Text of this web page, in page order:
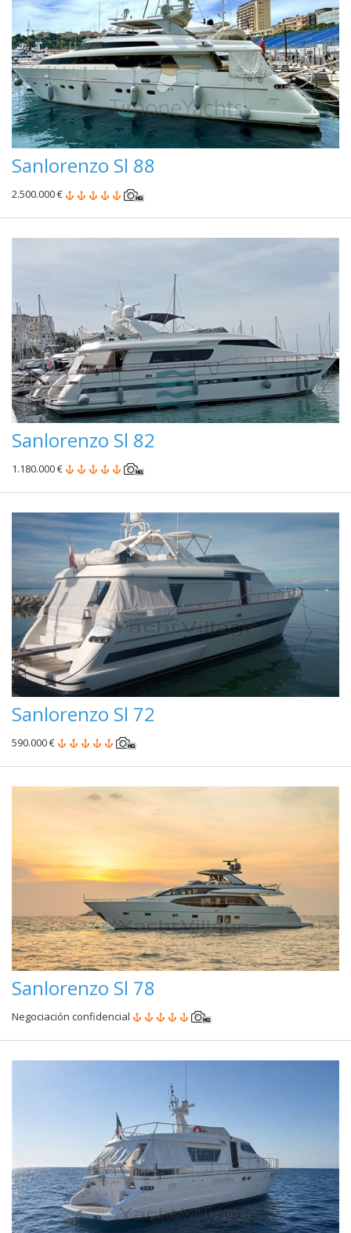
Sanlorenzo Sl 88
2.500.000 €
Sanlorenzo Sl 82
1.180.000 €
Sanlorenzo Sl 72
590.000 €
Sanlorenzo Sl 78
Negociación confidencial